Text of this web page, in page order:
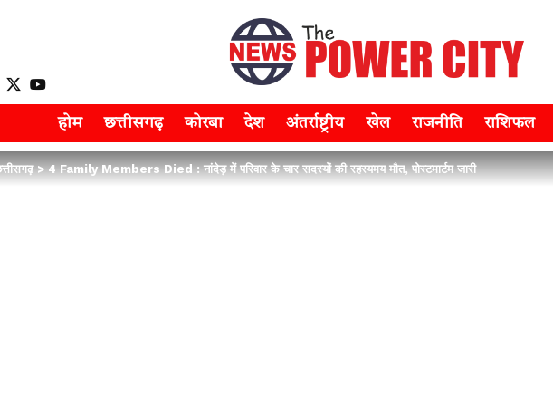
होम छत्तीसगढ़ कोरबा देश अंतर्राष्ट्रीय खेल राजनीति राशिफल
>4 Family Members Died : नांदेड़ में परिवार के चार सदस्यों की रहस्यमय मौत, पोस्टमार्टम जारी